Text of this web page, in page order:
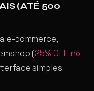
(ATÉ 500
e-commerce,
(25% OFF no
simples,